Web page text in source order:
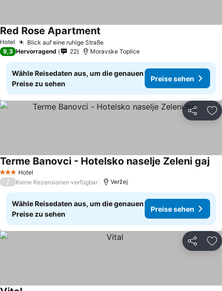
Hotel Blick auf eine ruhige StraßePreise sehen
Red Rose Apartment
9,3 Hervorragend 22 Moravske Toplice
Wähle Reisedaten aus, um die genauen
Preise zu sehen
Preise sehen
Teilen
3 SterneHotel
Terme Banovci - Hotelsko naselje Zeleni gaj
/ Keine Rezensionen verfügbar Veržej
Wähle Reisedaten aus, um die genauen
Preise zu sehen
Preise sehen
Teilen